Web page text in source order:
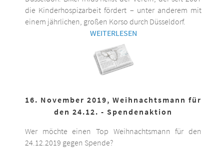
die Kinderhospizarbeit fördert – unter anderem mit
einem jährlichen, großen Korso durch Düsseldorf.
WEITERLESEN
16. November 2019, Weihnachtsmann für
den 24.12. - Spendenaktion
Wer möchte einen Top Weihnachtsmann für den
24.12.2019 gegen Spende?